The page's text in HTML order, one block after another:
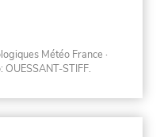
Météo France ·
OUESSANT-STIFF.